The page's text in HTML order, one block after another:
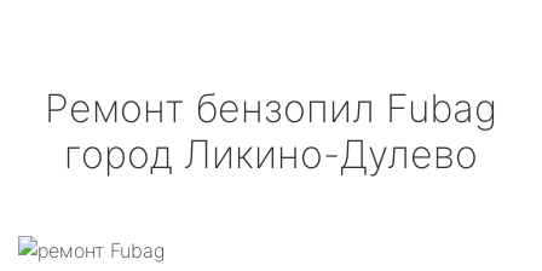
Ремонт бензопил Fubag
город Ликино-Дулево